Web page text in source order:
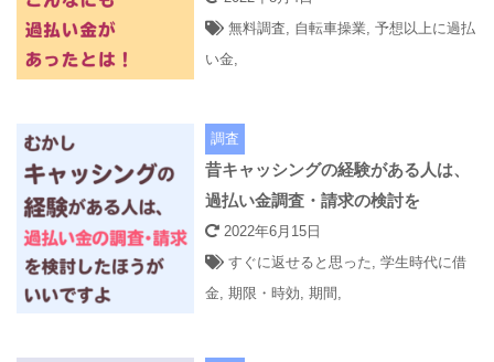
無料調査, 自転車操業,予想以上に過払
い金,
調査
昔キャッシングの経験がある人は、
過払い金調査・請求の検討を
2022年6月15日
すぐに返せると思った,学生時代に借
金,期限・時効,期間 ,